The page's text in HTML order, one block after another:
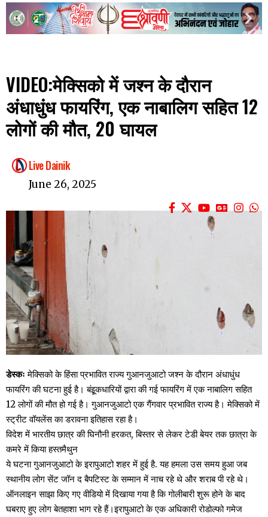
VIDEO:मेक्सिको में जश्न के दौरान
अंधाधुंध फायरिंग, एक नाबालिग सहित 12
लोगों की मौत, 20 घायल
Live Dainik
June 26, 2025
डेस्कः मेक्सिको के हिंसा प्रभावित राज्य गुआनजुआटो जश्न के दौरान अंधाधुंध
फायरिंग की घटना हुई है। बंइूकधारियों द्वारा की गई फायरिंग में एक नाबालिग सहित
12 लोगों की मौत हो गई है। गुआनजुआटो एक गैंगवार प्रभावित राज्य है। मेक्सिको में
स्ट्रीट वॉयलेंस का डरावना इतिहास रहा है।
विदेश में भारतीय छात्र की घिनौनी हरकत, बिस्तर से लेकर टेडी बेयर तक छात्रा के
कमरे में किया हस्तमैथुन
ये घटना गुआनजुआटो के इरापुआटो शहर में हुई है. यह हमला उस समय हुआ जब
स्थानीय लोग सेंट जॉन द बैपटिस्ट के सम्मान में नाच रहे थे और शराब पी रहे थे।
ऑनलाइन साझा किए गए वीडियो में दिखाया गया है कि गोलीबारी शुरू होने के बाद
घबराए हुए लोग बेतहाशा भाग रहे हैं।इरापुआटो के एक अधिकारी रोडोल्फो गमेज